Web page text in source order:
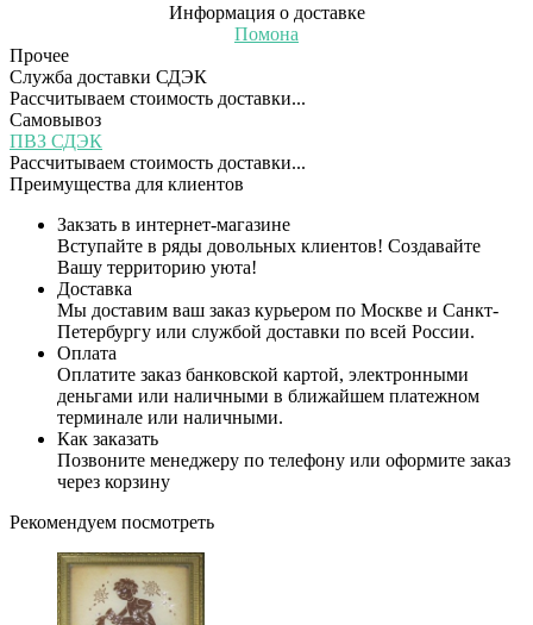
Информация о доставке
Помона
Прочее
Служба доставки СДЭК
Рассчитываем стоимость доставки...
Самовывоз
ПВЗ СДЭК
Рассчитываем стоимость доставки...
Преимущества для клиентов
Закзать в интернет-магазине
Вступайте в ряды довольных клиентов! Создавайте
Вашу территорию уюта!
Доставка
Мы доставим ваш заказ курьером по Москве и Санкт-
Петербургу или службой доставки по всей России.
Оплата
Оплатите заказ банковской картой, электронными
деньгами или наличными в ближайшем платежном
терминале или наличными.
Как заказать
Позвоните менеджеру по телефону или оформите заказ
через корзину
Рекомендуем посмотреть